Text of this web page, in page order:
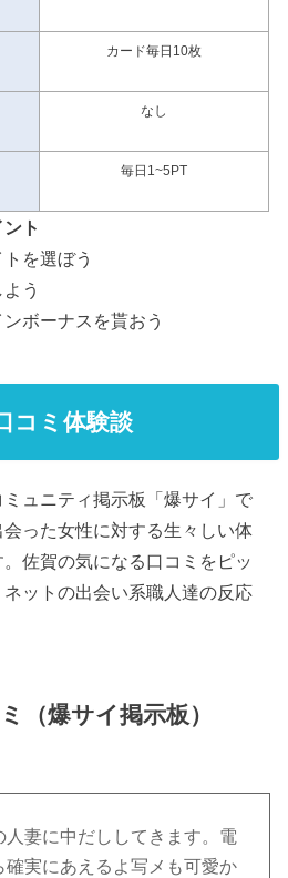
カード毎日10枚
なし
毎日1~5PT
ト
を選ぼう
う
ボーナスを貰おう
コミ体験談
ュニティ掲示板「爆サイ」で
った女性に対する生々しい体
佐賀の気になる口コミをピッ
ットの出会い系職人達の反応
（爆サイ掲示板）
妻に中だししてきます。電
実にあえるよ写メも可愛か